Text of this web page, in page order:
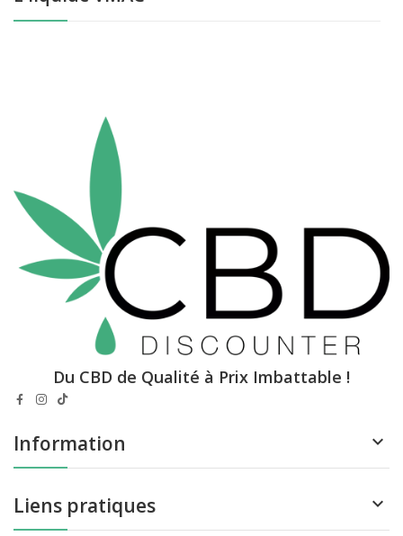
Du CBD de Qualité à Prix Imbattable !
Information 
Liens pratiques 